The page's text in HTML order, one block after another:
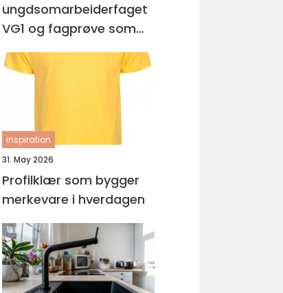
ungdsomarbeiderfaget
VG1 og fagprøve som
barne- og
ungdomsarbeider –
inspiration
31. May 2026
Profilklær som bygger
merkevare i hverdagen